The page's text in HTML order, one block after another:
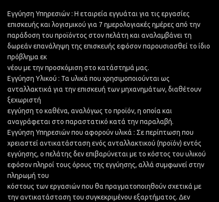
Εγγύηση Υπηρεσιών : Η εταιρεία εγγυάται για τις εργασίες
επισκευής και λογισμικού για 7 ημερολογιακές ημέρες από την
παράδοση του προϊόντος στον πελάτη και αναλαμβάνει τη
δωρεάν επανάληψη της επισκευής εφόσον παρουσιασθεί το ίδιο
πρόβλημα εκ
νέου με την προσκόμιση στο κατάστημά μας.
Εγγύηση Υλικού : Τα υλικά που χρησιμοποιούνται ως
ανταλλακτικά για την επισκευή των μηχανημάτων, διαθέτουν
ξεχωριστή
εγγύηση το καθένα, αναλόγως το προϊόν, η οποία και
αναγράφεται στο παραστατικό κατά την παραλαβή.
Εγγύηση Υπηρεσιών που αφορούν υλικά : Σε περίπτωση που
χρειαστεί αντικατάσταση ενός ανταλλακτικού (προϊόν) εντός
εγγύησης, ο πελάτης δεν επιβαρύνεται με το κόστος του υλικού
εφόσον πληροί τους όρους της εγγύησης, αλλά συμφωνεί στην
πληρωμή του
κόστους των εργασιών που θα πραγματοποιηθούν σχετικά με
την αντικατάσταση του συγκεκριμένου εξαρτήματος. Δεν